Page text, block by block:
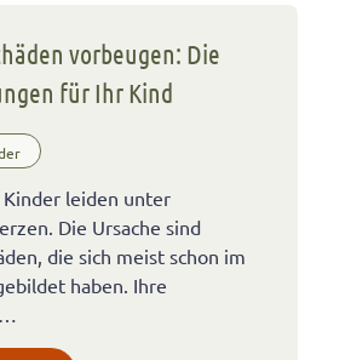
vorbeugen: Die
für Ihr Kind
leiden unter
Die Ursache sind
die sich meist schon im
haben. Ihre